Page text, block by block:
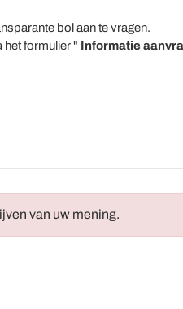
bol aan te vragen.
het formulier " Informatie
van uw mening.